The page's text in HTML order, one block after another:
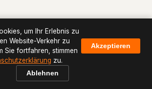
bei
nicht mehr
ist
um Ihr Erlebnis zu
Website-Verkehr zu
Sie fortfahren, stimmen
zu.
Akzeptieren
Ablehnen